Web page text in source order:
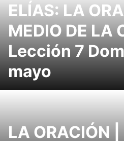
ELÍAS: LA
MEDIO DE LA
Lección 7
mayo
LA ORACIÓN